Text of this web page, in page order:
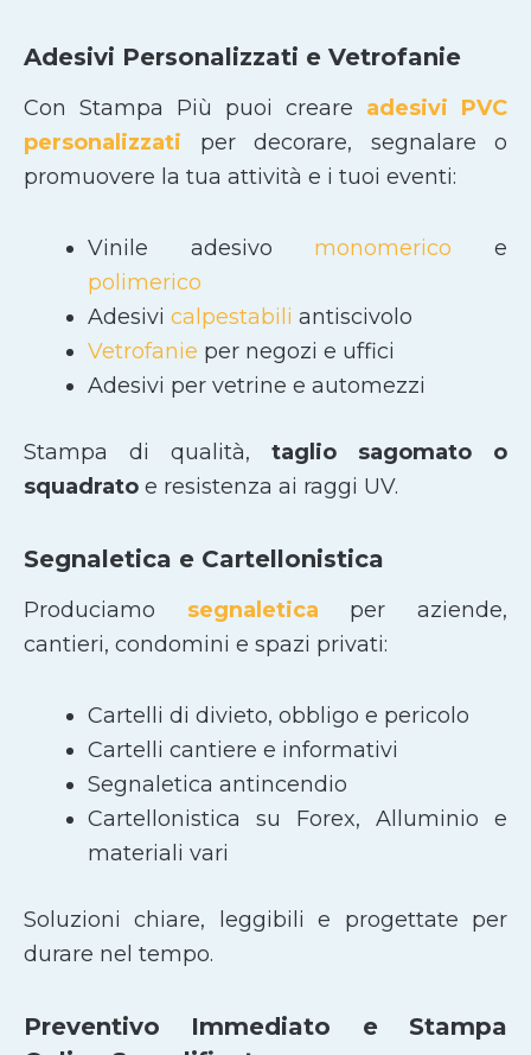
Adesivi Personalizzati e Vetrofanie
Con Stampa Più puoi creare adesivi PVC
personalizzati per decorare, segnalare o
promuovere la tua attività e i tuoi eventi:
Vinile adesivo monomerico e
polimerico
Adesivi calpestabili antiscivolo
Vetrofanie per negozi e uffici
Adesivi per vetrine e automezzi
Stampa di qualità, taglio sagomato
o
squadrato e resistenza ai raggi UV.
Segnaletica e Cartellonistica
Produciamo segnaletica per aziende,
cantieri, condomini e spazi privati:
Cartelli di divieto, obbligo e pericolo
Cartelli cantiere e informativi
Segnaletica antincendio
Cartellonistica su Forex, Alluminio e
materiali vari
Soluzioni chiare, leggibili e progettate per
durare nel tempo.
Preventivo Immediato e Stampa